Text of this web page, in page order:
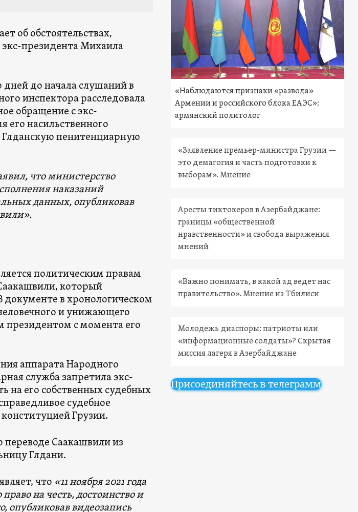
об обстоятельствах,
экс-президента Михаила
дней до начала слушаний в
инспектора расследовала
обращение с экс-
его насильственного
Глданскую пенитенциарную
что министерство
наказаний
данных, опубликовав
политическим правам
который
документе в хронологическом
и унижающего
президентом с момента его
аппарата Народного
служба запретила экс-
на его собственных судебных
судебное
конституцией Грузии.
Саакашвили из
Глдани.
что «11 ноября 2021 года
на честь, достоинство и
опубликовав видеозапись
«Наблюдаются признаки «развода»
Армении и российского блока ЕАЭС»:
армянский политолог
«Заявление премьер-министра Грузии —
это демагогия и часть подготовки к
выборам». Мнение
Аресты тиктокеров в Азербайджане:
границы «общественной
нравственности» и свобода выражения
мнений
«Важно понимать, в какой ад ведет нас
правительство». Мнение из Тбилиси
Молодежь диаспоры: патриоты или
«информационные солдаты»? Скрытая
миссия лагеря в Азербайджане
Присоединяйтесь в телеграмм